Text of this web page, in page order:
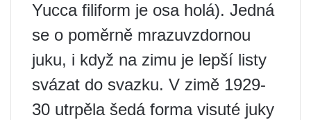
Yucca filiform je osa holá). Jedná
se o poměrně mrazuvzdornou
juku, i když na zimu je lepší listy
svázat do svazku. V zimě 1929-
30 utrpěla šedá forma visuté juky